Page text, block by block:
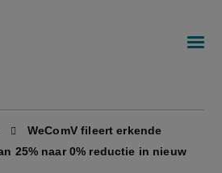
WeComV fileert erkende
25% naar 0% reductie in nieuw